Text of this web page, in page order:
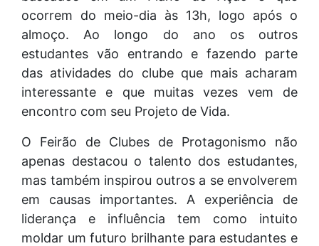
ocorrem do meio-dia às 13h, logo após o
almoço. Ao longo do ano os outros
estudantes vão entrando e fazendo parte
das atividades do clube que mais acharam
interessante e que muitas vezes vem de
encontro com seu Projeto de Vida.
O Feirão de Clubes de Protagonismo não
apenas destacou o talento dos estudantes,
mas também inspirou outros a se envolverem
em causas importantes. A experiência de
liderança e influência tem como intuito
moldar um futuro brilhante para estudantes e